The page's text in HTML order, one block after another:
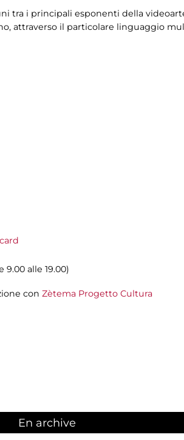
tra i principali esponenti della
attraverso il particolare linguaggio
alle 19.00)
con Zètema Progetto Cultura
En archive